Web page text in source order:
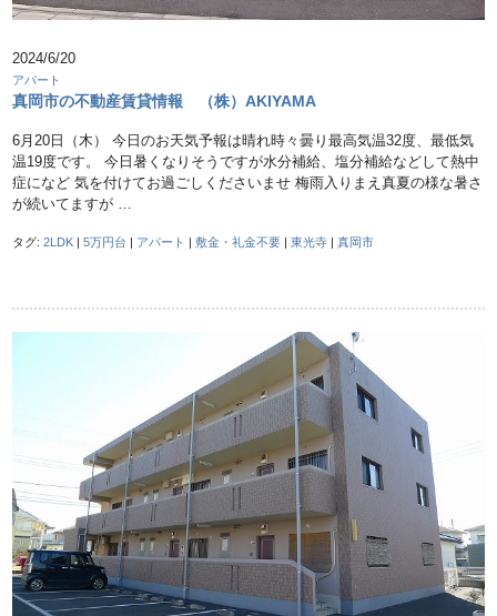
2024/6/20
アパート
真岡市の不動産賃貸情報 （株）AKIYAMA
6月20日（木） 今日のお天気予報は晴れ時々曇り最高気温32度、最低気
温19度です。 今日暑くなりそうですが水分補給、塩分補給などして熱中
症になど 気を付けてお過ごしくださいませ 梅雨入りまえ真夏の様な暑さ
が続いてますが …
タグ:2LDK |5万円台 | アパート |敷金・礼金不要 |東光寺 |真岡市